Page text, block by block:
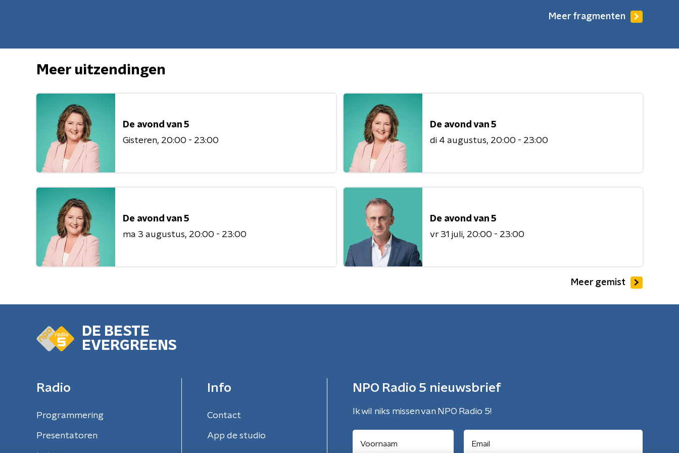
Meer fragmenten
Meer uitzendingen
De avond van 5
Gisteren 20:00 - 23:00
De avond van 5
di 4 augustus 20:00 - 23:00
De avond van 5
ma 3 augustus 20:00 - 23:00
De avond van 5
vr 31 juli 20:00 - 23:00
Meer gemist
DE BESTE
EVERGREENS
Radio
Programmering
Presentatoren
Info
Contact
App de studio
NPO Radio 5 nieuwsbrief
Ik wil niks missen van NPO Radio 5!